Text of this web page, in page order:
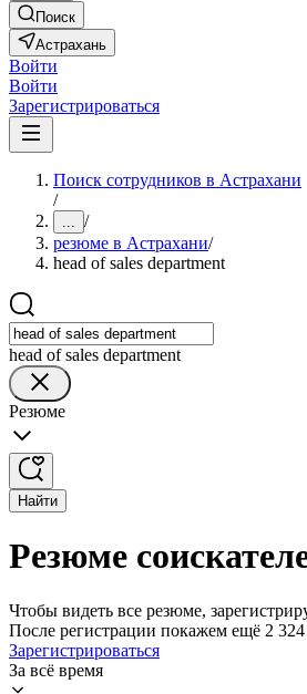
Поиск
Астрахань
Войти
Войти
Зарегистрироваться
Поиск сотрудников в Астрахани
/
... /
резюме в Астрахани/
head of sales department
head of sales department
Резюме
Найти
Резюме
Чтобы видеть все резюме,
После регистрации покажем ещё 2
Зарегистрироваться
За всё время